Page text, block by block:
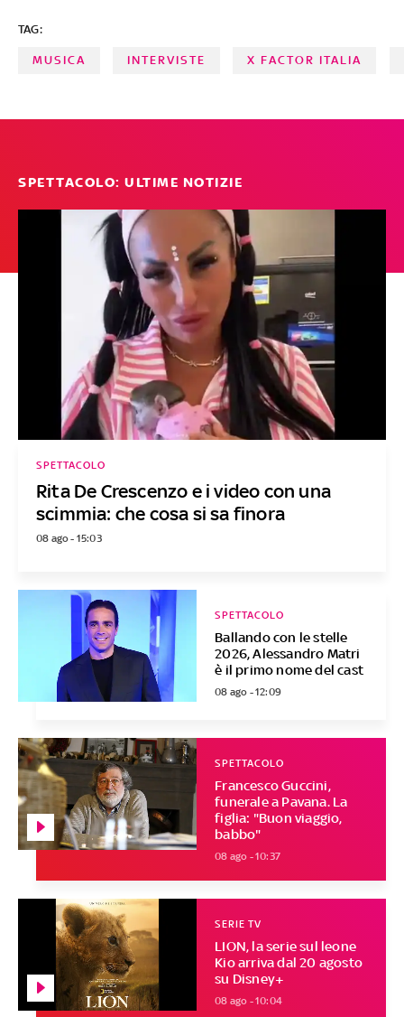
BASSO
TAG:
MUSICA INTERVISTE X FACTOR ITALIA
SPETTACOLO: ULTIME NOTIZIE
Rita De Crescenzo e i video con una
scimmia: che cosa si sa finora
SPETTACOLO
08 ago - 15:03
Ballando con le stelle
2026, Alessandro Matri
è il primo nome del cast
SPETTACOLO
08 ago - 12:09
Francesco Guccini,
funerale a Pavana. La
figlia: "Buon viaggio,
babbo"
SPETTACOLO
08 ago - 10:37
LION, la serie sul leone
Kio arriva dal 20 agosto
su Disney+
SERIE TV
08 ago - 10:04